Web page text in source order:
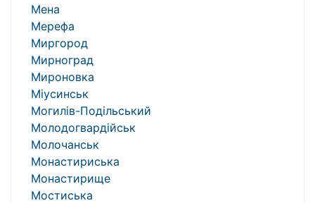
Мена
Мерефа
Миргород
Мирноград
Мироновка
Міусинськ
Могилів-Подільський
Молодогвардійськ
Молочанськ
Монастириська
Монастирище
Мостиська